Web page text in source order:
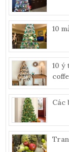
10
10 ý
Các